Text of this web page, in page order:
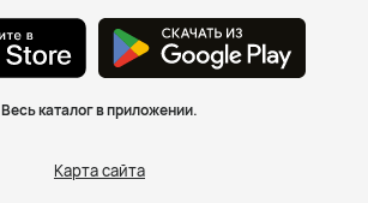
Весь каталог в приложении.
Карта сайта